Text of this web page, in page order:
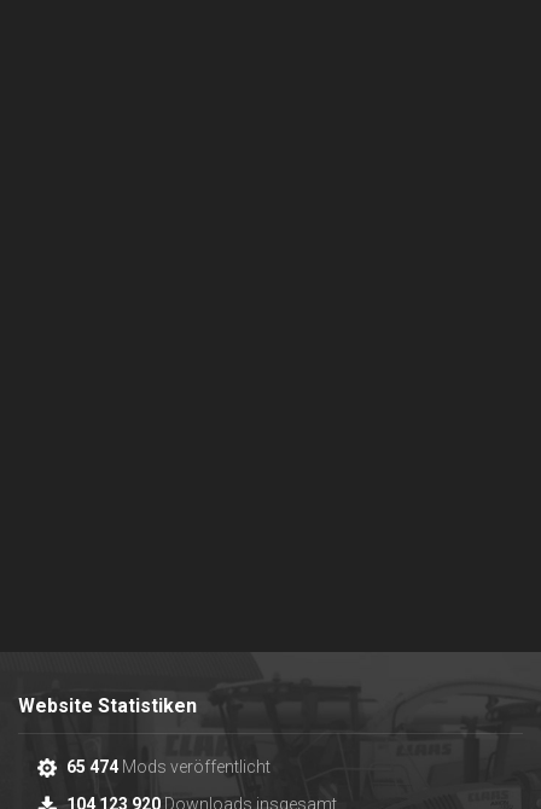
Website Statistiken
65 474 Mods veröffentlicht
104 123 920 Downloads insgesamt